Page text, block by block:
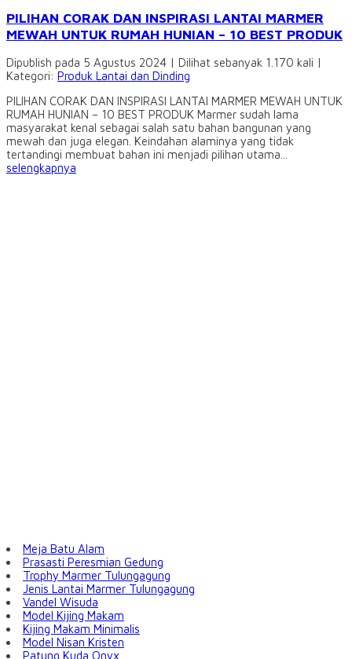
PILIHAN CORAK DAN INSPIRASI LANTAI MARMER
MEWAH UNTUK RUMAH HUNIAN – 10 BEST PRODUK
Dipublish pada 5 Agustus 2024 | Dilihat sebanyak 1.170 kali |
Kategori: Produk Lantai dan Dinding
PILIHAN CORAK DAN INSPIRASI LANTAI MARMER MEWAH UNTUK
RUMAH HUNIAN – 10 BEST PRODUK Marmer sudah lama
masyarakat kenal sebagai salah satu bahan bangunan yang
mewah dan juga elegan. Keindahan alaminya yang tidak
tertandingi membuat bahan ini menjadi pilihan utama...
selengkapnya
Meja Batu Alam
Prasasti Peresmian Gedung
Trophy Marmer Tulungagung
Jenis Lantai Marmer Tulungagung
Vandel Wisuda
Model Kijing Makam
Kijing Makam Minimalis
Model Nisan Kristen
Patung Kuda Onyx